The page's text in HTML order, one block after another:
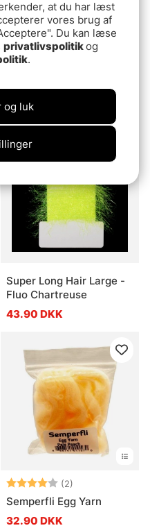
Nymph Tinsel Collection
Attractor Colors
239 DKK
Super Long Hair Large -
Fluo Chartreuse
43.90 DKK
Vurdering: (2)
Semperfli Egg Yarn
32.90 DKK
at du har læst
vores brug af
Du kan læse
privatlivspolitikog
.
og luk